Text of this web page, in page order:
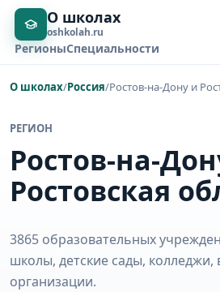
О школах
oshkolah.ru
РегионыСпециальности
О школах/Россия/Ростов-на-Дону и
РЕГИОН
Ростов-на-
Ростовская
3865 образовательных
школы, детские сады, колледжи,
организации.